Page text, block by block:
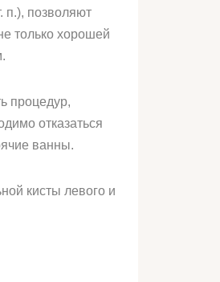
п.), позволяют
только хорошей
процедур,
отказаться
ванны.
кисты левого и